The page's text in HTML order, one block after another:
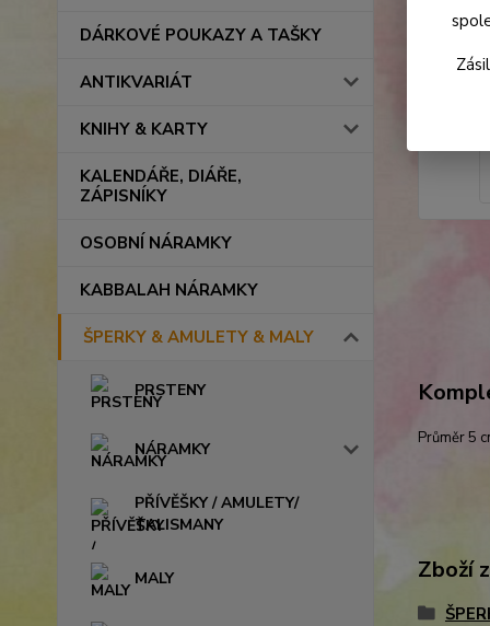
DÁRKOVÉ POUKAZY A TAŠKY
ANTIKVARIÁT
KNIHY & KARTY
KALENDÁŘE, DIÁŘE,
ZÁPISNÍKY
OSOBNÍ NÁRAMKY
KABBALAH NÁRAMKY
ŠPERKY & AMULETY & MALY
PRSTENY
NÁRAMKY
PŘÍVĚŠKY / AMULETY/
TALISMANY
MALY
Průměr 5
Zboží